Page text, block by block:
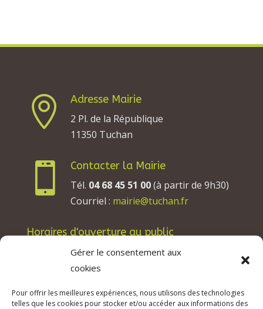
Gérer le consentement aux
cookies
Pour offrir les meilleures expériences, nous utilisons des technologies
telles que les cookies pour stocker et/ou accéder aux informations des

Adresse Mairie
2 Pl. de la République
11350 Tuchan

Contacter la Mairie
Tél. 04 68 45 51 00(à partir de 9h30)
Courriel : mairie@tuchan.fr
Horaires d'ouverture au public
Les lundis, mardis et jeudis : de 8h à 12h et de
13h30 à 17h30.
Les vendredis : de 8h à 12h.